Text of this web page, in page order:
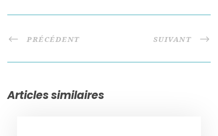
PRÉCÉDENT SUIVANT
Articles similaires